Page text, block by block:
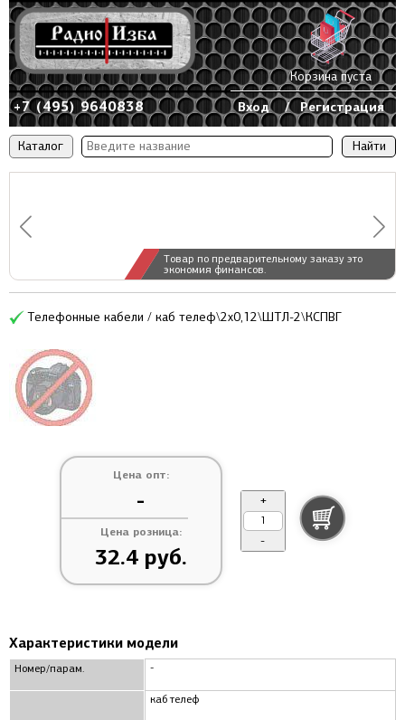
Каталог
Товар по предварительному заказу это
экономия финансов.
+7 (495) 9640838 Вход / Регистрация
Корзина пуста
Телефонные кабели / каб телеф\2x0,12\ШТЛ-2\КСПВГ
Цена опт:
-
Цена розница:
32.4 руб.
+
-
Характеристики модели
Номер/парам. -
каб телеф